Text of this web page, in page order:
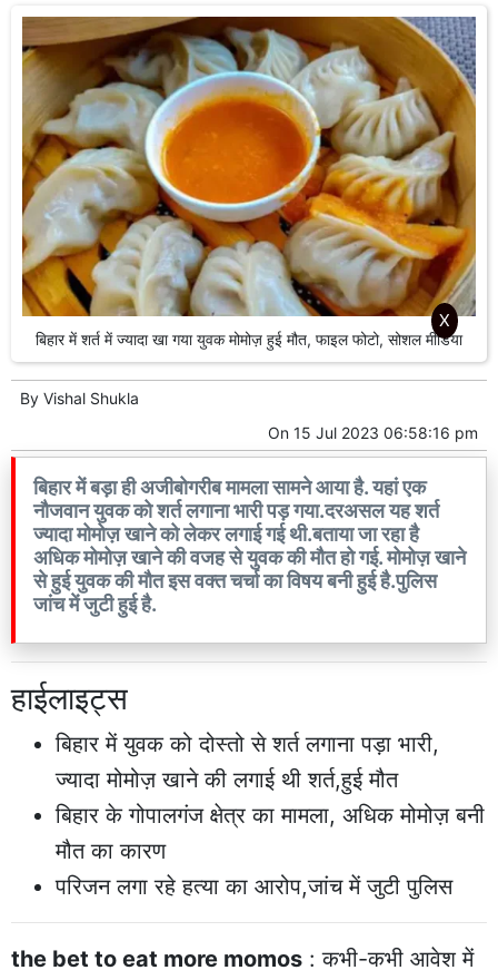
बिहार में शर्त में ज्यादा खा गया युवक मोमोज़ हुई मौत, फाइल फोटो, सोशल मीडिया
By Vishal Shukla
On 15 Jul 2023 06:58:16 pm
बिहार में बड़ा ही अजीबोगरीब मामला सामने आया है. यहां एक
नौजवान युवक को शर्त लगाना भारी पड़ गया.दरअसल यह शर्त
ज्यादा मोमोज़ खाने को लेकर लगाई गई थी.बताया जा रहा है
अधिक मोमोज़ खाने की वजह से युवक की मौत हो गई. मोमोज़ खाने
से हुई युवक की मौत इस वक्त चर्चा का विषय बनी हुई है.पुलिस
जांच में जुटी हुई है.
हाईलाइट्स
बिहार में युवक को दोस्तो से शर्त लगाना पड़ा भारी,
ज्यादा मोमोज़ खाने की लगाई थी शर्त,हुई मौत
बिहार के गोपालगंज क्षेत्र का मामला, अधिक मोमोज़ बनी
मौत का कारण
परिजन लगा रहे हत्या का आरोप,जांच में जुटी पुलिस
the bet to eat more momos : कभी-कभी आवेश में
X